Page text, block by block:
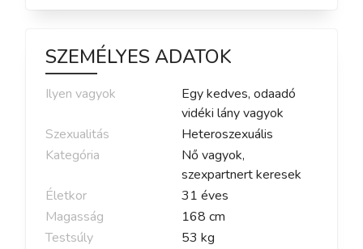
SZEMÉLYES ADATOK
Ilyen vagyok
Egy kedves, odaadó
vidéki lány vagyok
Szexualitás
Heteroszexuális
Kategória
Nő vagyok,
szexpartnert keresek
Életkor
31 éves
Magasság
168 cm
Testsúly
53 kg